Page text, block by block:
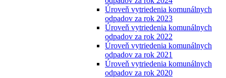
Úroveň vytriedenia komunálnych
odpadov za rok 2023
Úroveň vytriedenia komunálnych
odpadov za rok 2022
Úroveň vytriedenia komunálnych
odpadov za rok 2021
Úroveň vytriedenia komunálnych
odpadov za rok 2020